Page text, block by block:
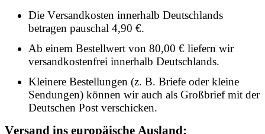
Die Versandkosten innerhalb Deutschlands
betragen pauschal 4,90 €.
Ab einem Bestellwert von 80,00 € liefern wir
versandkostenfrei innerhalb Deutschlands.
Kleinere Bestellungen (z. B. Briefe oder kleine
Sendungen) können wir auch als Großbrief mit der
Deutschen Post verschicken.
Versand ins europäische Ausland: